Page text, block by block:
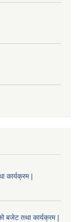
कार्यक्रम |
बजेट तथा कार्यक्रम |